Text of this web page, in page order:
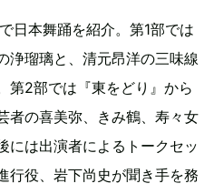
日本舞踊を紹介。第1部では
浄瑠璃と、清元昂洋の三味線
第2部では『東をどり』から
者の喜美弥、きみ鶴、寿々女
には出演者によるトークセッ
行役、岩下尚史が聞き手を務